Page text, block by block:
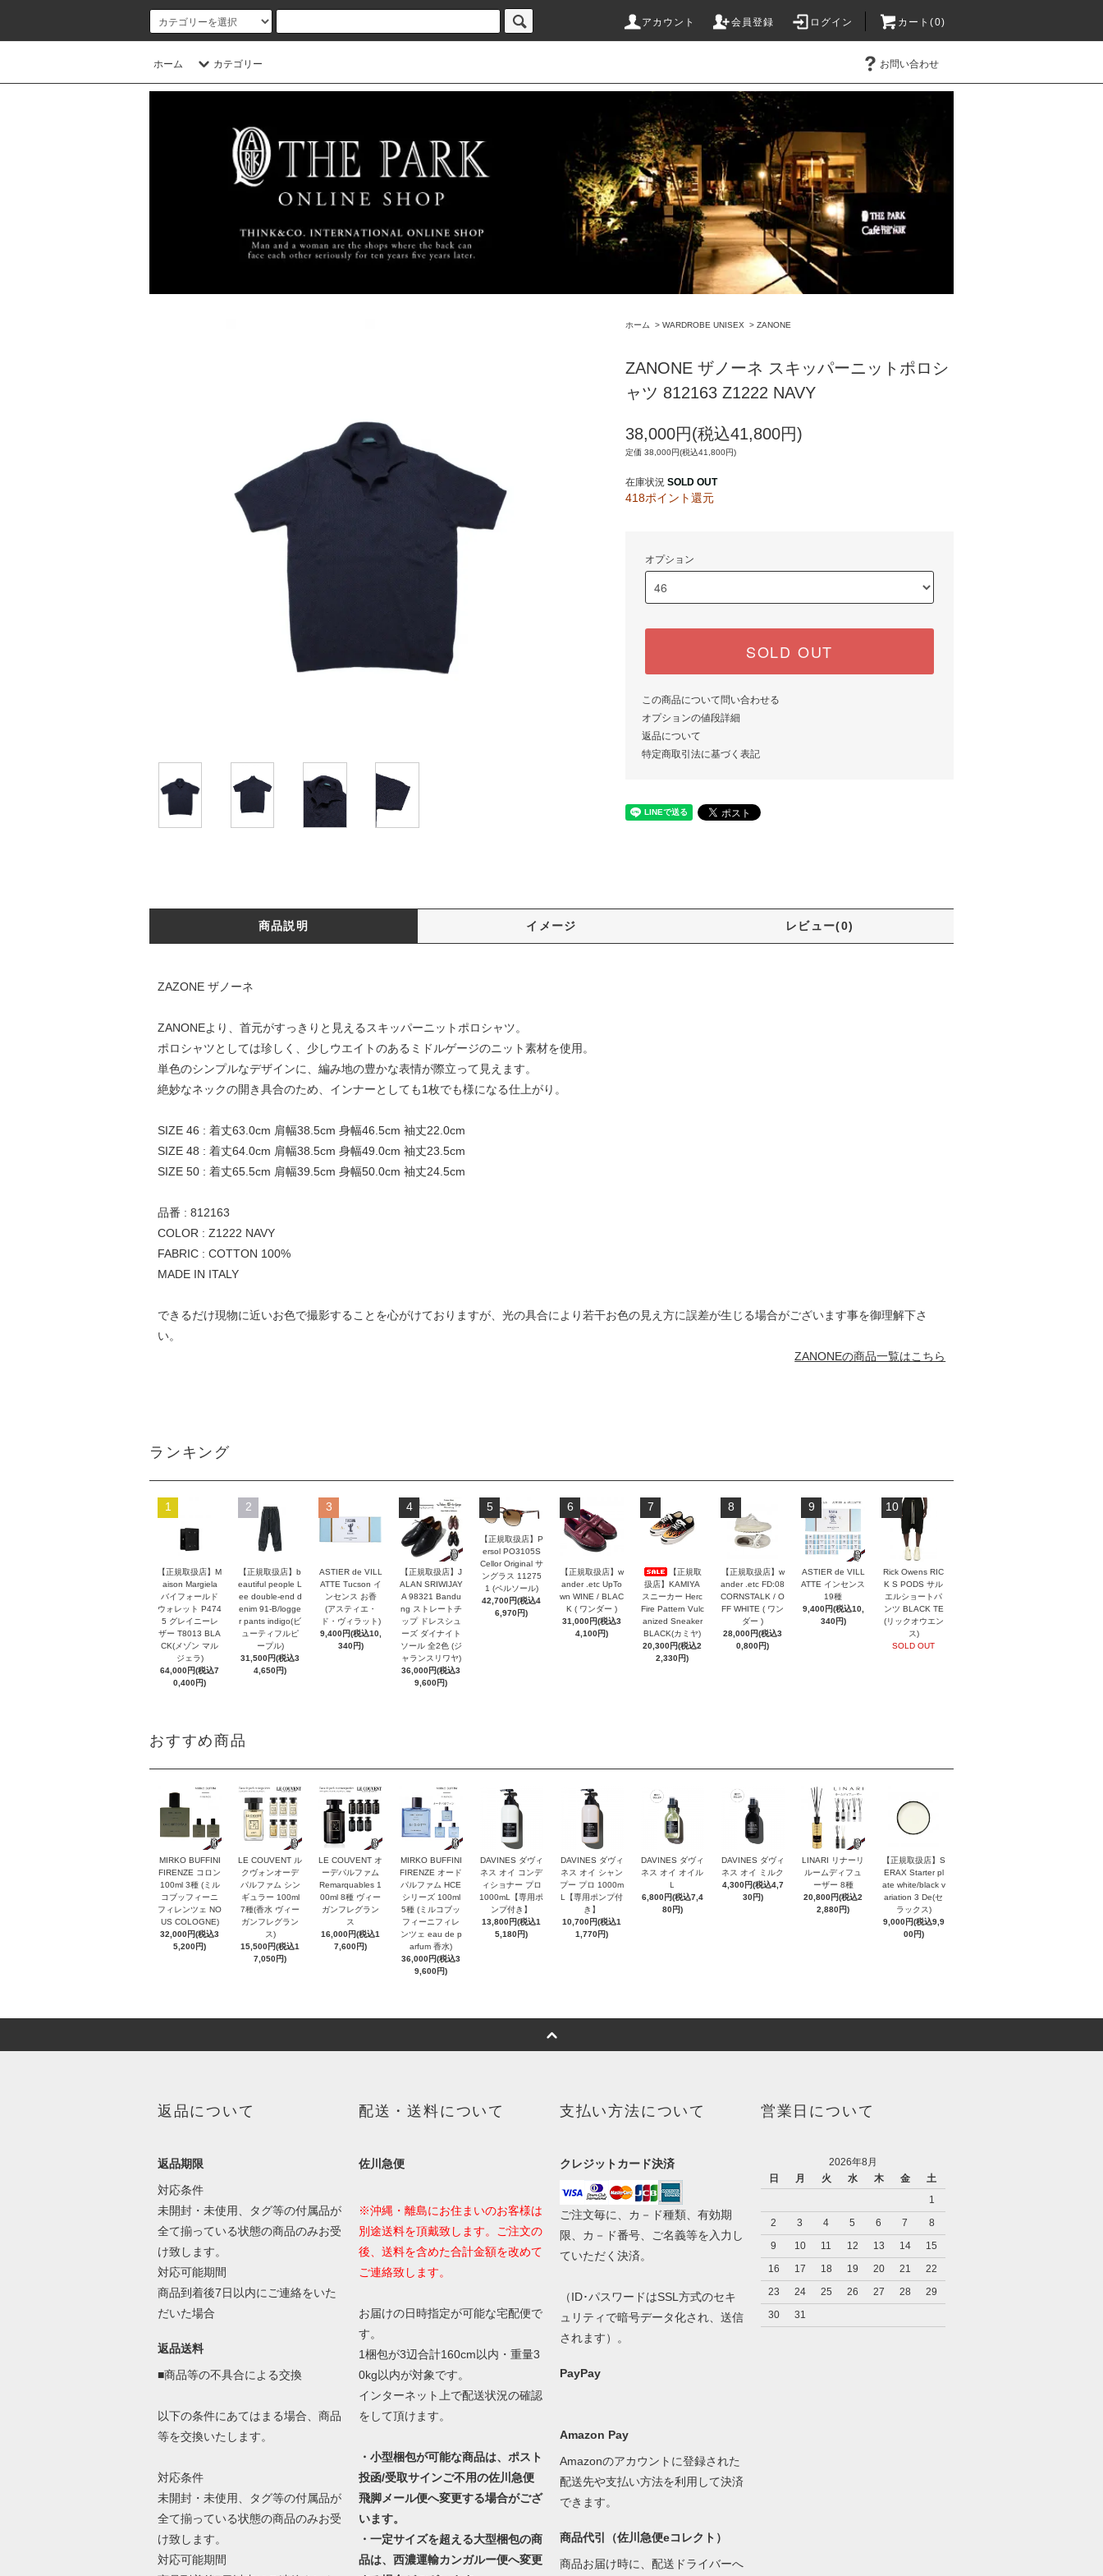
アカウント 会員登録 ログイン カート(0)
ホーム カテゴリー お問い合わせ
ホーム > WARDROBE UNISEX > ZANONE
ZANONE ザノーネ スキッパーニットポロシ
ャツ 812163 Z1222 NAVY
38,000円(税込41,800円)
定価 38,000円(税込41,800円)
在庫状況 SOLD OUT
418ポイント還元
オプション
SOLD OUT
この商品について問い合わせる
オプションの値段詳細
返品について
特定商取引法に基づく表記
商品説明 イメージ レビュー(0)
ZAZONE ザノーネ
ZANONEより、首元がすっきりと見えるスキッパーニットポロシャツ。
ポロシャツとしては珍しく、少しウエイトのあるミドルゲージのニット素材を使用。
単色のシンプルなデザインに、編み地の豊かな表情が際立って見えます。
絶妙なネックの開き具合のため、インナーとしても1枚でも様になる仕上がり。
SIZE 46 : 着丈63.0cm 肩幅38.5cm 身幅46.5cm 袖丈22.0cm
SIZE 48 : 着丈64.0cm 肩幅38.5cm 身幅49.0cm 袖丈23.5cm
SIZE 50 : 着丈65.5cm 肩幅39.5cm 身幅50.0cm 袖丈24.5cm
品番 : 812163
COLOR : Z1222 NAVY
FABRIC : COTTON 100%
MADE IN ITALY
できるだけ現物に近いお色で撮影することを心がけておりますが、光の具合により若干お色の見え方に誤差が生じる場合がございます事を御理解下さ
い。
ZANONEの商品一覧はこちら
ランキング
1
【正規取扱店】M
aison Margiela
バイフォールド
ウォレット P474
5 グレイニーレ
ザー T8013 BLA
CK(メゾン マル
ジェラ)
64,000円(税込7
0,400円)
2
【正規取扱店】b
eautiful people L
ee double-end d
enim 91-B/logge
r pants indigo(ビ
ューティフルピ
ープル)
31,500円(税込3
4,650円)
3
ASTIER de VILL
ATTE Tucson イ
ンセンス お香
(アスティエ・
ド・ヴィラット)
9,400円(税込10,
340円)
4
【正規取扱店】J
ALAN SRIWIJAY
A 98321 Bandu
ng ストレートチ
ップ ドレスシュ
ーズ ダイナイト
ソール 全2色 (ジ
ャランスリワヤ)
36,000円(税込3
9,600円)
5
【正規取扱店】P
ersol PO3105S
Cellor Original サ
ングラス 11275
1 (ペルソール)
42,700円(税込4
6,970円)
6
【正規取扱店】w
ander .etc UpTo
wn WINE / BLAC
K ( ワンダー )
31,000円(税込3
4,100円)
7
【正規取
扱店】KAMIYA
スニーカー Herc
Fire Pattern Vulc
anized Sneaker
BLACK(カミヤ)
20,300円(税込2
2,330円)
8
【正規取扱店】w
ander .etc FD:08
CORNSTALK / O
FF WHITE ( ワン
ダー )
28,000円(税込3
0,800円)
9
ASTIER de VILL
ATTE インセンス
19種
9,400円(税込10,
340円)
10
Rick Owens RIC
K S PODS サル
エルショートパ
ンツ BLACK TE
(リックオウエン
ス)
SOLD OUT
おすすめ商品
MIRKO BUFFINI
FIRENZE コロン
100ml 3種 (ミル
コブッフィーニ
フィレンツェ NO
US COLOGNE)
32,000円(税込3
5,200円)
LE COUVENT ル
クヴォンオーデ
パルファム シン
ギュラー 100ml
7種(香水 ヴィー
ガンフレグラン
ス)
15,500円(税込1
7,050円)
LE COUVENT オ
ーデパルファム
Remarquables 1
00ml 8種 ヴィー
ガンフレグラン
ス
16,000円(税込1
7,600円)
MIRKO BUFFINI
FIRENZE オード
パルファム HCE
シリーズ 100ml
5種 (ミルコブッ
フィーニフィレ
ンツェ eau de p
arfum 香水)
36,000円(税込3
9,600円)
DAVINES ダヴィ
ネス オイ コンデ
ィショナー プロ
1000mL【専用ポ
ンプ付き】
13,800円(税込1
5,180円)
DAVINES ダヴィ
ネス オイ シャン
プー プロ 1000m
L【専用ポンプ付
き】
10,700円(税込1
1,770円)
DAVINES ダヴィ
ネス オイ オイル
Ｌ
6,800円(税込7,4
80円)
DAVINES ダヴィ
ネス オイ ミルク
4,300円(税込4,7
30円)
LINARI リナーリ
ルームディフュ
ーザー 8種
20,800円(税込2
2,880円)
【正規取扱店】S
ERAX Starter pl
ate white/black v
ariation 3 De(セ
ラックス)
9,000円(税込9,9
00円)
返品について
返品期限
対応条件
未開封・未使用、タグ等の付属品が
全て揃っている状態の商品のみお受
け致します。
対応可能期間
商品到着後7日以内にご連絡をいた
だいた場合
返品送料
■商品等の不具合による交換
以下の条件にあてはまる場合、商品
等を交換いたします。
対応条件
未開封・未使用、タグ等の付属品が
全て揃っている状態の商品のみお受
け致します。
対応可能期間
配送・送料について
佐川急便
※沖縄・離島にお住まいのお客様は
別途送料を頂戴致します。ご注文の
後、送料を含めた合計金額を改めて
ご連絡致します。
お届けの日時指定が可能な宅配便で
す。
1梱包が3辺合計160cm以内・重量3
0kg以内が対象です。
インターネット上で配送状況の確認
をして頂けます。
・小型梱包が可能な商品は、ポスト
投函/受取サインご不用の佐川急便
飛脚メール便へ変更する場合がござ
います。
・一定サイズを超える大型梱包の商
品は、西濃運輸カンガルー便へ変更
支払い方法について
クレジットカード決済
ご注文毎に、カ－ド種類、有効期
限、カ－ド番号、ご名義等を入力し
ていただく決済。
（ID･パスワードはSSL方式のセキ
ュリティで暗号データ化され、送信
されます）。
PayPay
Amazon Pay
Amazonのアカウントに登録された
配送先や支払い方法を利用して決済
できます。
商品代引（佐川急便eコレクト）
商品お届け時に、配送ドライバーへ
営業日について
2026年8月
日
月 火 水 木 金
土
1
2
3 4 5 6 7
8
9
10 11 12 13 14
15
16
17 18 19 20 21
22
23
24 25 26 27 28
29
30
31